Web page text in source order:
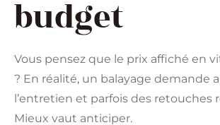
budget
Vous pensez que le prix affiché en
? En réalité, un balayage demande
l’entretien et parfois des retouches
Mieux vaut anticiper.